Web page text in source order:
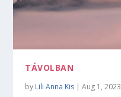
TÁVOLBAN
by Lili Anna Kis |Aug 1, 2023